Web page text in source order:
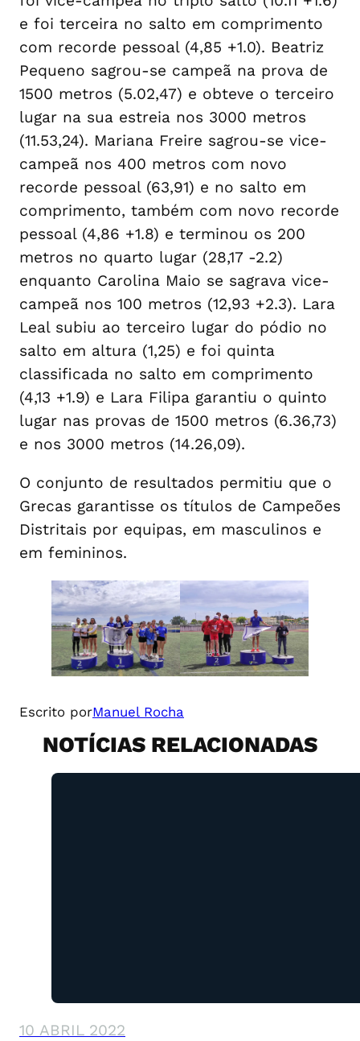
e foi terceira no salto em comprimento
com recorde pessoal (4,85 +1.0). Beatriz
Pequeno sagrou-se campeã na prova de
1500 metros (5.02,47) e obteve o terceiro
lugar na sua estreia nos 3000 metros
(11.53,24). Mariana Freire sagrou-se vice-
campeã nos 400 metros com novo
recorde pessoal (63,91) e no salto em
comprimento, também com novo recorde
pessoal (4,86 +1.8) e terminou os 200
metros no quarto lugar (28,17 -2.2)
enquanto Carolina Maio se sagrava vice-
campeã nos 100 metros (12,93 +2.3). Lara
Leal subiu ao terceiro lugar do pódio no
salto em altura (1,25) e foi quinta
classificada no salto em comprimento
(4,13 +1.9) e Lara Filipa garantiu o quinto
lugar nas provas de 1500 metros (6.36,73)
e nos 3000 metros (14.26,09).
O conjunto de resultados permitiu que o
Grecas garantisse os títulos de Campeões
Distritais por equipas, em masculinos e
em femininos.
Escrito porManuel Rocha
NOTÍCIAS RELACIONADAS
10 ABRIL 2022